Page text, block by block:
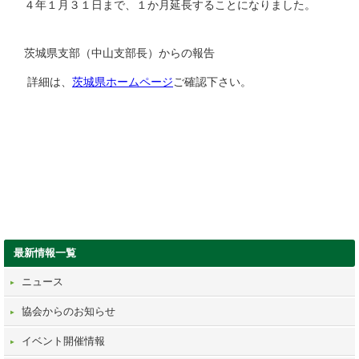
４年１月３１日まで、１か月延長することになりました。
茨城県支部（中山支部長）からの報告
詳細は、 茨城県ホームページご確認下さい。
最新情報一覧
ニュース
協会からのお知らせ
イベント開催情報